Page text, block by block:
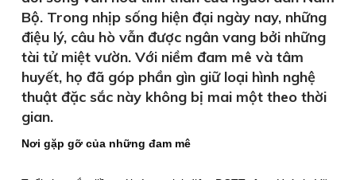
Bộ. Trong nhịp sống hiện đại ngày nay, những
điệu lý, câu hò vẫn được ngân vang bởi những
tài tử miệt vườn. Với niềm đam mê và tâm
huyết, họ đã góp phần gìn giữ loại hình nghệ
thuật đặc sắc này không bị mai một theo thời
gian.
Nơi gặp gỡ của những đam mê